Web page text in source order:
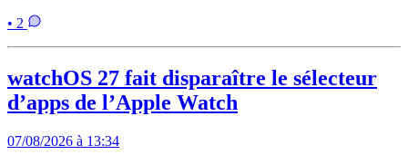
• 2
watchOS 27 fait disparaître le sélecteur
d’apps de l’Apple Watch
07/08/2026 à 13:34